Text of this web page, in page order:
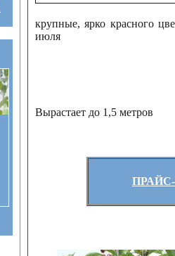
крупные, ярко красного
июля
Вырастает до 1,5 метров